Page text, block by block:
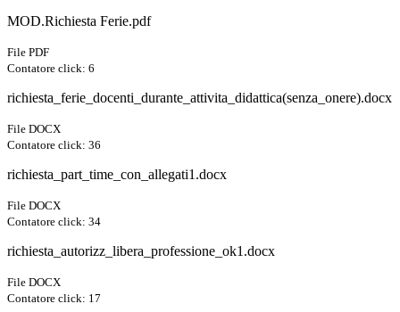
MOD.Richiesta Ferie.pdf
File PDF
Contatore click: 6
richiesta_ferie_docenti_durante_attivita_didattica(senza_onere).docx
File DOCX
Contatore click: 36
richiesta_part_time_con_allegati1.docx
File DOCX
Contatore click: 34
richiesta_autorizz_libera_professione_ok1.docx
File DOCX
Contatore click: 17